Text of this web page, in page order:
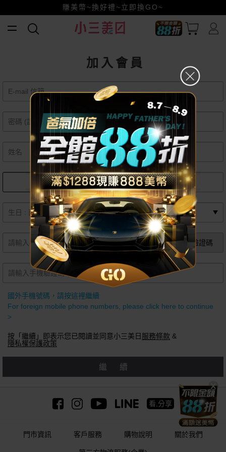
賺美幣~換好禮~立即換GO~
小三美日x全支付~美幣+全點折上折超划算
全館88折爸氣加倍！
加入會員
女 男
月 日
獲取手機驗證碼
國外手機號碼，請按這裡繼續
For foreign mobile phone numbers, please click here to continue
>
按「繼續」即表示您已閱讀並同意小三美日 服務條款 &
隱私權保護政策
繼續
看,分享
購物說明
客戶服務 關於我們
門市資訊